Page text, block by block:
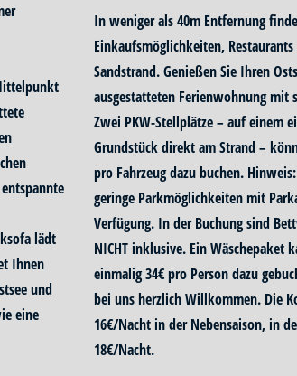
lädt
Ihnen
und
eine
In weniger als 40m Entfernung
Einkaufsmöglichkeiten,
Sandstrand. Genießen Sie Ihren
ausgestatteten Ferienwohnung mit
Zwei PKW-Stellplätze – auf einem
Grundstück direkt am Strand –
pro Fahrzeug dazu buchen.
geringe Parkmöglichkeiten mit
Verfügung. In der Buchung sind
NICHT inklusive. Ein Wäschepaket
einmalig 34€ pro Person dazu
bei uns herzlich Willkommen. Die
16€/Nacht in der Nebensaison, in
18€/Nacht.